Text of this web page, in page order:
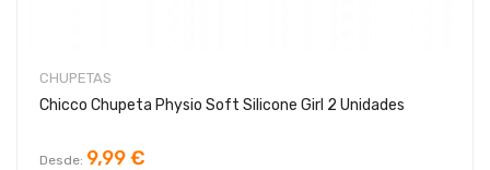
CHUPETAS
Chicco Chupeta Physio Soft Silicone Girl 2 Unidades
Desde 9,99 €